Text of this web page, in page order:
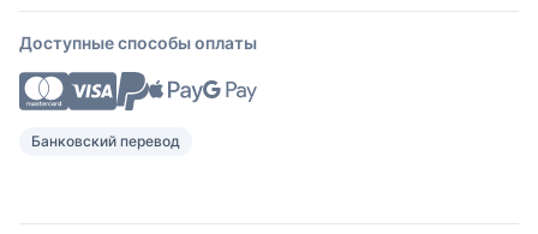
Доступные способы оплаты
Банковский перевод